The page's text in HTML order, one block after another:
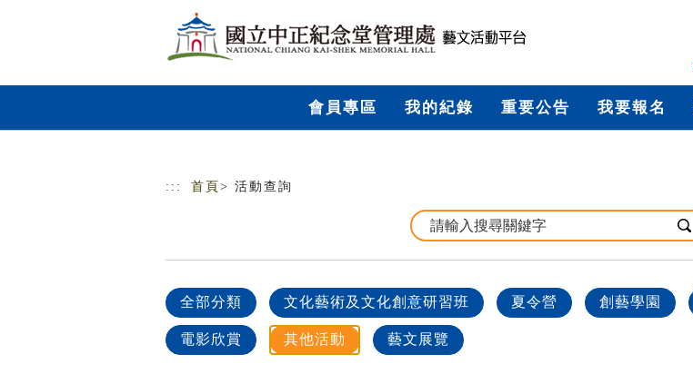
會員專區 我的紀錄 重要公告 我要報名
::: 首頁 > 活動查詢
全部分類 文化藝術及文化創意研習班 夏令營 創藝學園
電影欣賞 其他活動 藝文展覽